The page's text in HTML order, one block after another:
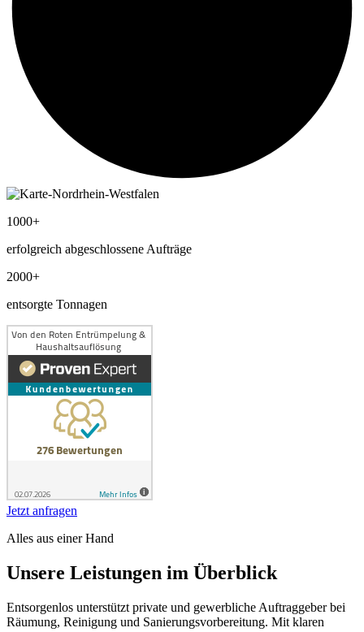
1000+
erfolgreich abgeschlossene Aufträge
2000+
entsorgte Tonnagen
Jetzt anfragen
Alles aus einer Hand
Unsere Leistungen im Überblick
Entsorgenlos unterstützt private und gewerbliche Auftraggeber bei
Räumung, Reinigung und Sanierungsvorbereitung. Mit klaren